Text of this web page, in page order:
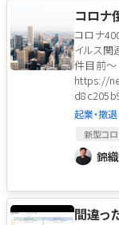
コロナ
コロナ
イルス関
件目前～
https://
起業・撤退
新型コ
アフタ
錦
間違っ